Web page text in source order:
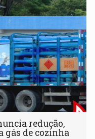
redução,
de cozinha